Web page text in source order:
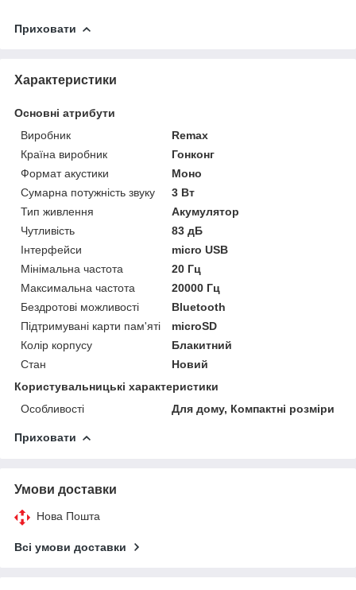
Приховати
Характеристики
Основні атрибути
Виробник
Remax
Країна виробник
Гонконг
Формат акустики
Моно
Сумарна потужність звуку
3 Вт
Тип живлення
Акумулятор
Чутливість
83 дБ
Інтерфейси
micro USB
Мінімальна частота
20 Гц
Максимальна частота
20000 Гц
Бездротові можливості
Bluetooth
Підтримувані карти пам'яті
microSD
Колір корпусу
Блакитний
Стан
Новий
Користувальницькі характеристики
Особливості
Для дому, Компактні розміри
Приховати
Умови доставки
Нова Пошта
Всі умови доставки